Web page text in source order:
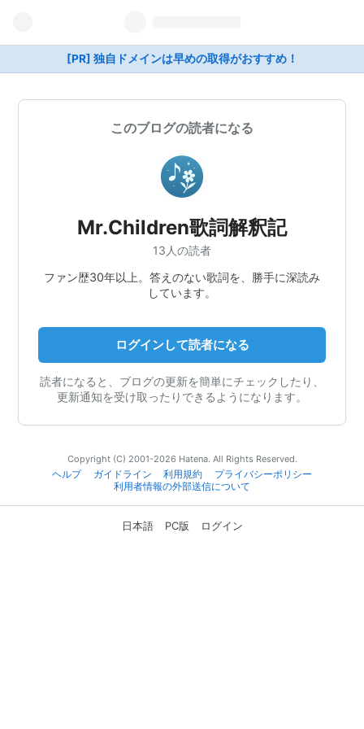
[PR] 独自ドメインは早めの取得がおすすめ！
このブログの読者になる
Mr.Children歌詞解釈記
13人の読者
ファン歴30年以上。答えのない歌詞を、勝手に深読み
しています。
ログインして読者になる
読者になると、ブログの更新を簡単にチェックしたり、
更新通知を受け取ったりできるようになります。
Copyright (C) 2001-2026 Hatena. All Rights Reserved.
ヘルプ
ガイドライン 利用規約
プライバシーポリシー
利用者情報の外部送信について
日本語 PC版 ログイン